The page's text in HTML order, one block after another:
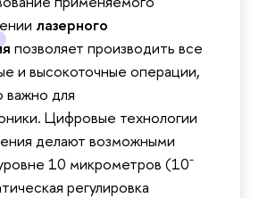
лазерного
позволяет производить все
и высокоточные операции,
важно для
Цифровые технологии
делают возможными
10 микрометров (10-
регулировка